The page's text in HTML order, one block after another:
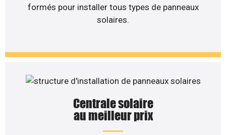
formés pour installer tous types de panneaux
solaires.
Centrale solaire
au meilleur prix